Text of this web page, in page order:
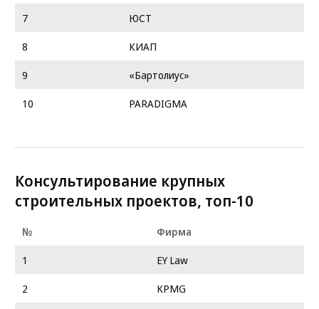
7
ЮСТ
8
КИАП
9
«Бартолиус»
10
PARADIGMA
Консультирование крупных
строительных проектов, топ-10
№
Фирма
1
EY Law
2
KPMG